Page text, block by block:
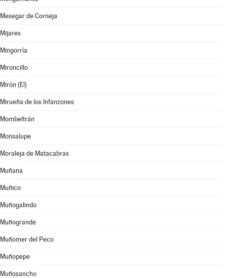
Mesegar de Corneja
Mijares
Mingorría
Mironcillo
Mirón (El)
Mirueña de los Infanzones
Mombeltrán
Monsalupe
Moraleja de Matacabras
Muñana
Muñico
Muñogalindo
Muñogrande
Muñomer del Peco
Muñopepe
Muñosancho